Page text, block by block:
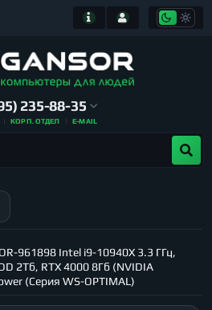
235-88-35
КОРП. ОТДЕЛ E-MAIL
961898 Intel i9-10940X 3.3 ГГц,
2Тб, RTX 4000 8Гб (NVIDIA
(Серия WS-OPTIMAL)